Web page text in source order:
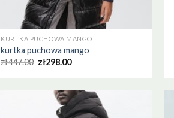
KURTKA PUCHOWA MANGO
kurtka puchowa mango
zł447.00 zł298.00